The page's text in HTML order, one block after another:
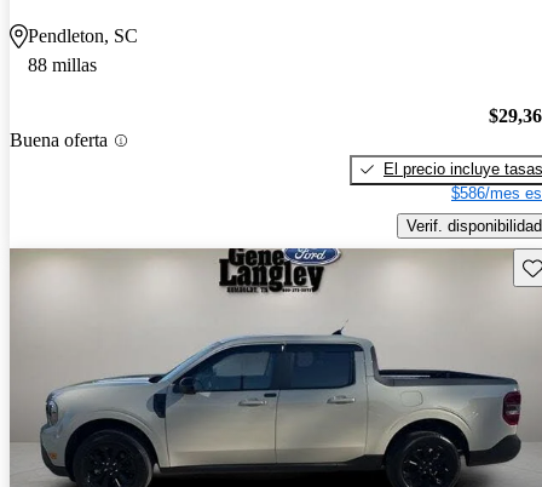
Pendleton, SC
88 millas
Buena oferta
El precio incluye tasas
$586/mes
Verif. disponibilidad